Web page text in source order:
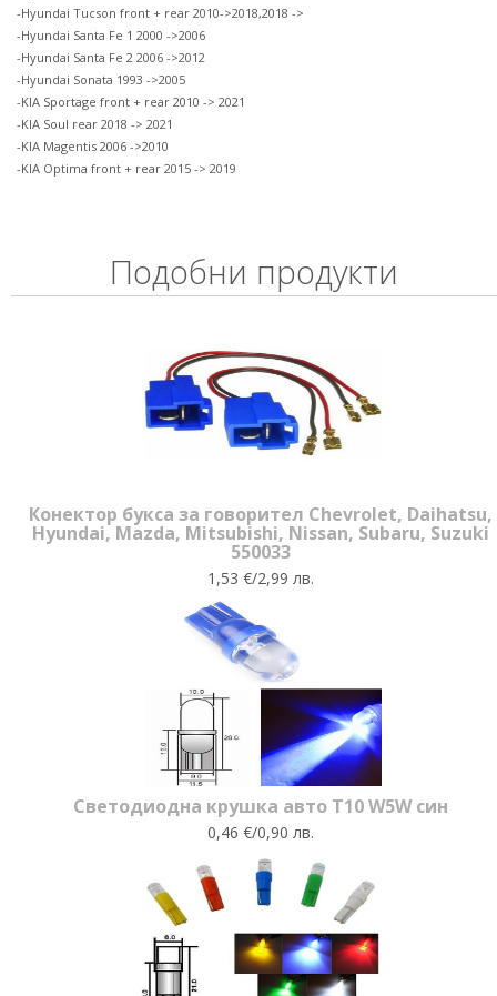
-Hyundai Tucson front + rear 2010->2018,2018 ->
-Hyundai Santa Fe 1 2000 ->2006
-Hyundai Santa Fe 2 2006 ->2012
-Hyundai Sonata 1993 ->2005
-KIA Sportage front + rear 2010 -> 2021
-KIA Soul rear 2018 -> 2021
-KIA Magentis 2006 ->2010
-KIA Optima front + rear 2015 -> 2019
Подобни продукти
Конектор букса за говорител Chevrolet, Daihatsu,
Hyundai, Mazda, Mitsubishi, Nissan, Subaru, Suzuki
550033
1,53 €/2,99 лв.
Светодиодна крушка авто T10 W5W син
0,46 €/0,90 лв.